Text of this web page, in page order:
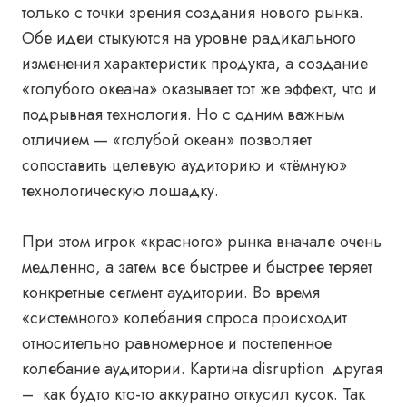
только с точки зрения создания нового рынка.
Обе идеи стыкуются на уровне радикального
изменения характеристик продукта, а создание
«голубого океана» оказывает тот же эффект, что и
подрывная технология. Но с одним важным
отличием — «голубой океан» позволяет
сопоставить целевую аудиторию и «тёмную»
технологическую лошадку.
При этом игрок «красного» рынка вначале очень
медленно, а затем все быстрее и быстрее теряет
конкретные сегмент аудитории. Во время
«системного» колебания спроса происходит
относительно равномерное и постепенное
колебание аудитории. Картина disruption другая
– как будто кто-то аккуратно откусил кусок. Так